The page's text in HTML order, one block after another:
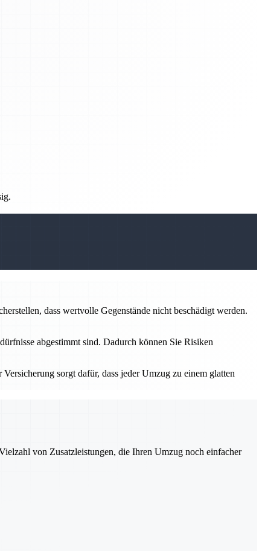
dass wertvolle Gegenstände nicht beschädigt werden.
abgestimmt sind. Dadurch können Sie Risiken
sorgt dafür, dass jeder Umzug zu einem glatten
von Zusatzleistungen, die Ihren Umzug noch einfacher